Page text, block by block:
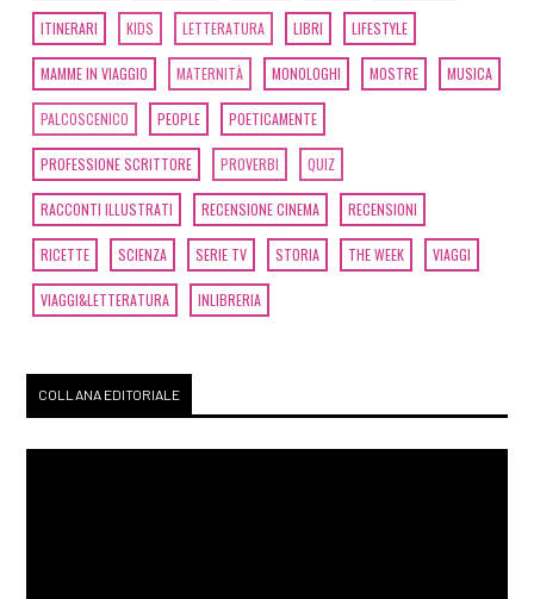
ITINERARI KIDS LETTERATURA LIBRI LIFESTYLE
MAMME IN VIAGGIO MATERNITÀ MONOLOGHI MOSTRE MUSICA
PALCOSCENICO PEOPLE POETICAMENTE
PROFESSIONE SCRITTORE PROVERBI QUIZ
RACCONTI ILLUSTRATI RECENSIONE CINEMA RECENSIONI
RICETTE SCIENZA SERIE TV STORIA THE WEEK VIAGGI
VIAGGI&LETTERATURA INLIBRERIA
COLLANA EDITORIALE